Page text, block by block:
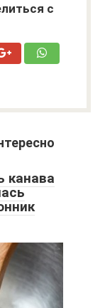
с
канава